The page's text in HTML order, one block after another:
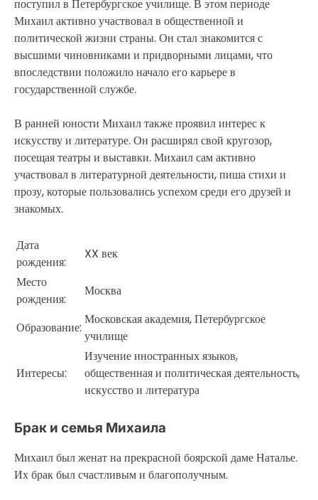
поступил в Петербургское училище. В этом периоде
Михаил активно участвовал в общественной и
политической жизни страны. Он стал знакомится с
высшими чиновниками и придворными лицами, что
впоследствии положило начало его карьере в
государственной службе.
В ранней юности Михаил также проявил интерес к
искусству и литературе. Он расширял свой кругозор,
посещая театры и выставки. Михаил сам активно
участвовал в литературной деятельности, пиша стихи и
прозу, которые пользовались успехом среди его друзей и
знакомых.
Дата
рождения:
XX век
Место
рождения:
Москва
Образование:
Московская академия, Петербургское
училище
Интересы:
Изучение иностранных языков,
общественная и политическая деятельность,
искусство и литература
Брак и семья Михаила
Михаил был женат на прекрасной боярской даме Наталье.
Их брак был счастливым и благополучным.